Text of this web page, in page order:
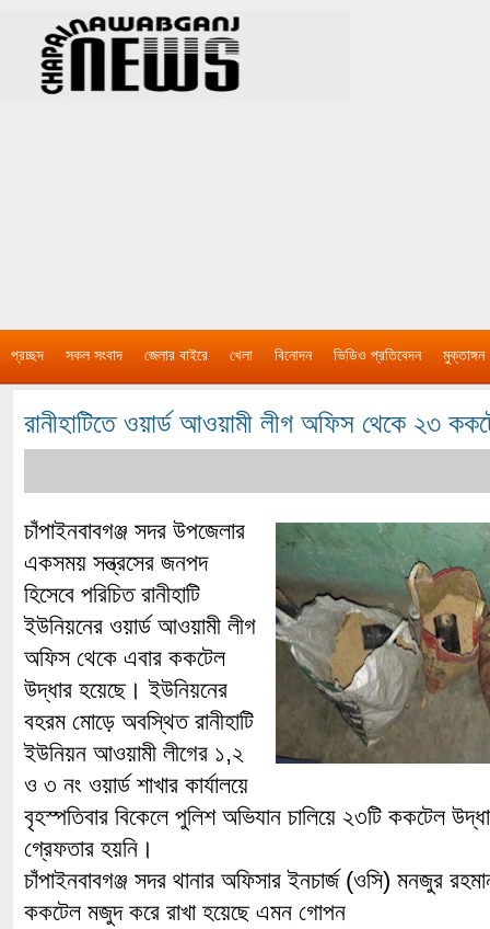
প্রচ্ছদ সকল সংবাদ জেলার বাইরে খেলা বিনোদন ভিডিও প্রতিবেদন মুক্তাঙ্গন
রানীহাটিতে ওয়ার্ড আওয়ামী লীগ অফিস থেকে ২৩
চাঁপাইনবাবগঞ্জ সদর উপজেলার
একসময় সন্ত্রসের জনপদ
হিসেবে পরিচিত রানীহাটি
ইউনিয়নের ওয়ার্ড আওয়ামী লীগ
অফিস থেকে এবার ককটেল
উদ্ধার হয়েছে। ইউনিয়নের
বহরম মোড়ে অবস্থিত রানীহাটি
ইউনিয়ন আওয়ামী লীগের ১,২
ও ৩ নং ওয়ার্ড শাখার কার্যালয়ে
বৃহস্পতিবার বিকেলে পুলিশ অভিযান চালিয়ে ২৩টি ককটেল
গ্রেফতার হয়নি।
চাঁপাইনবাবগঞ্জ সদর থানার অফিসার ইনচার্জ (ওসি) মনজুর
ককটেল মজুদ করে রাখা হয়েছে এমন গোপন